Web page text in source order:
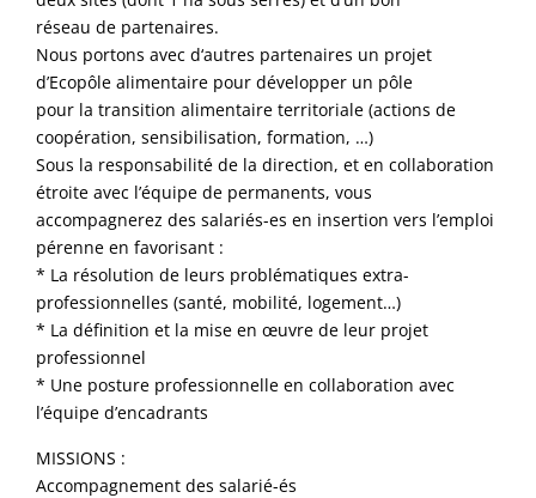
réseau de partenaires.
Nous portons avec d‘autres partenaires un projet
d’Ecopôle alimentaire pour développer un pôle
pour la transition alimentaire territoriale (actions de
coopération, sensibilisation, formation, …)
Sous la responsabilité de la direction, et en collaboration
étroite avec l’équipe de permanents, vous
accompagnerez des salariés-es en insertion vers l’emploi
pérenne en favorisant :
* La résolution de leurs problématiques extra-
professionnelles (santé, mobilité, logement…)
* La définition et la mise en œuvre de leur projet
professionnel
* Une posture professionnelle en collaboration avec
l’équipe d’encadrants
MISSIONS :
Accompagnement des salarié-és